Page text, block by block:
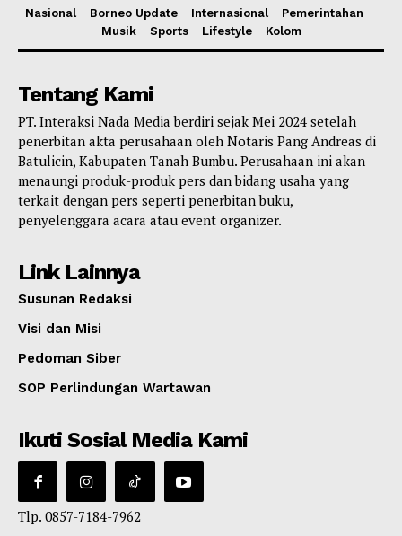
Nasional Borneo Update Internasional
Pemerintahan
Musik
Sports Lifestyle Kolom
Tentang Kami
PT. Interaksi Nada Media berdiri sejak Mei 2024 setelah
penerbitan akta perusahaan oleh Notaris Pang Andreas di
Batulicin, Kabupaten Tanah Bumbu. Perusahaan ini akan
menaungi produk-produk pers dan bidang usaha yang
terkait dengan pers seperti penerbitan buku,
penyelenggara acara atau event organizer.
Link Lainnya
Susunan Redaksi
Visi dan Misi
Pedoman Siber
SOP Perlindungan Wartawan
Ikuti Sosial Media Kami
Tlp. 0857-7184-7962